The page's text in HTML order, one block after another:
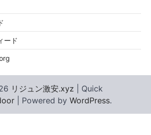
ード
リジュン激安.xyz | Quick
| Powered by WordPress.